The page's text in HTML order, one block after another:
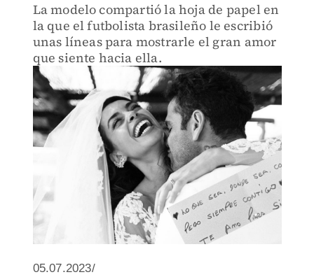
La modelo compartió la hoja de papel en
la que el futbolista brasileño le escribió
unas líneas para mostrarle el gran amor
que siente hacia ella.
05.07.2023/